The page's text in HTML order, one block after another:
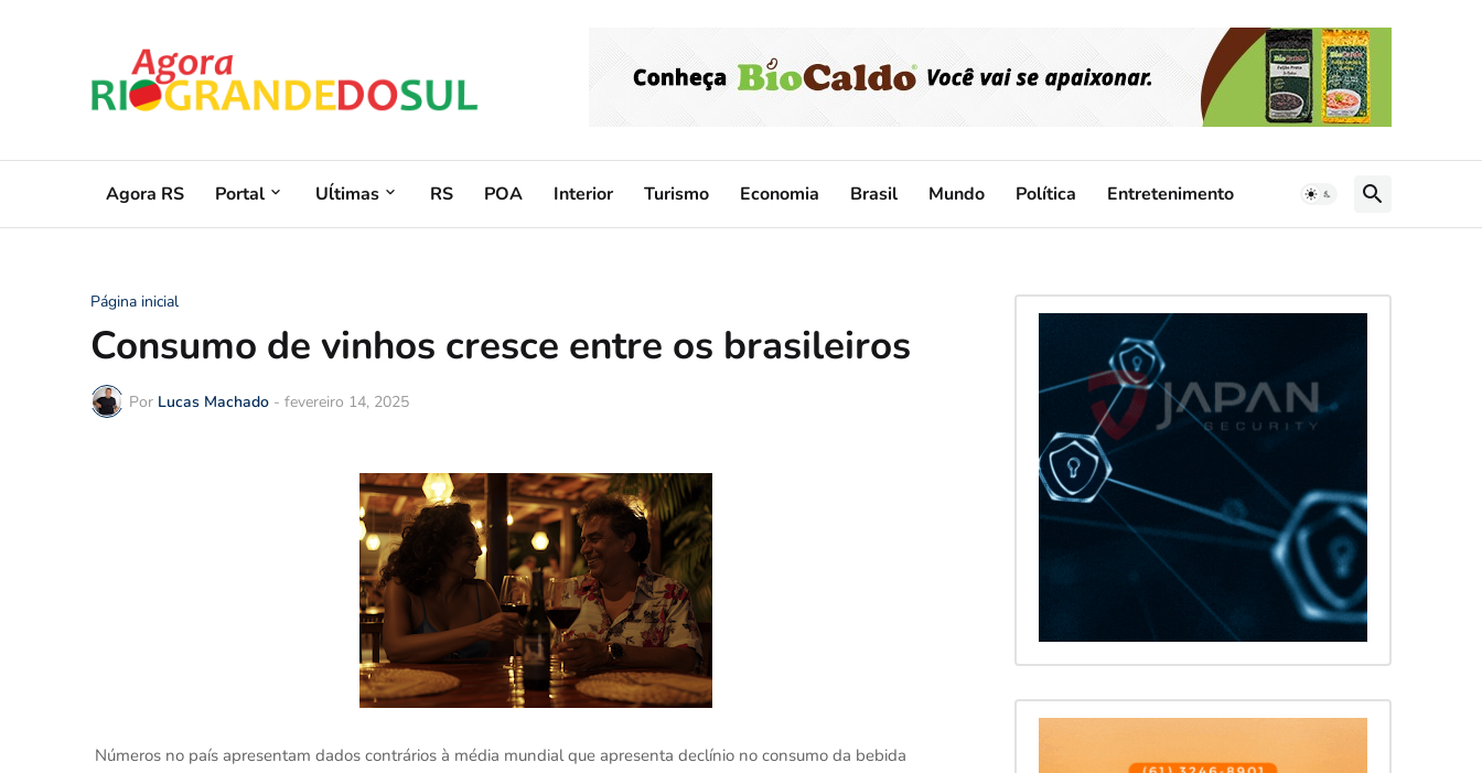
Agora RS Portal Uĺtimas RS POA Interior Turismo Economia Brasil Mundo Política Entretenimento
Página inicial
Consumo de vinhos cresce entre os brasileiros
Por Lucas Machado - fevereiro 14, 2025
Números no país apresentam dados contrários à média mundial que apresenta declínio no consumo da bebida